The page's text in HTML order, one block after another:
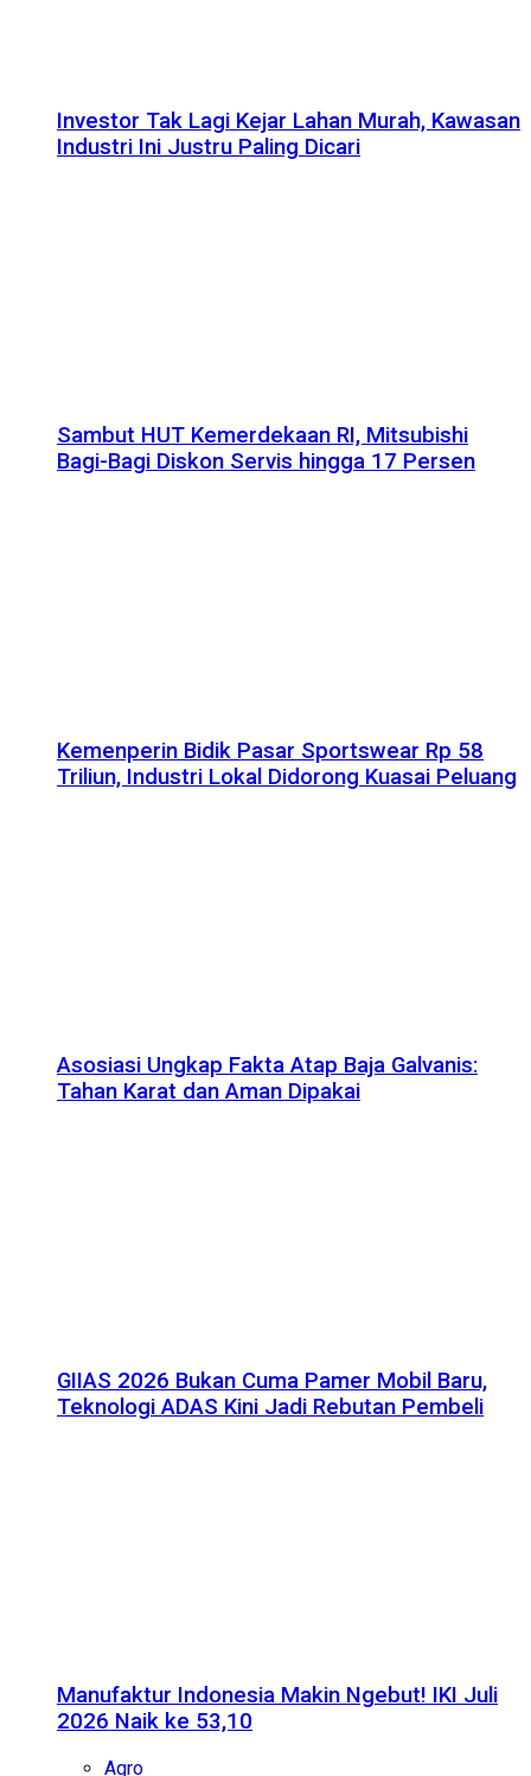
Investor Tak Lagi Kejar Lahan Murah, Kawasan
Industri Ini Justru Paling Dicari
Sambut HUT Kemerdekaan RI, Mitsubishi
Bagi-Bagi Diskon Servis hingga 17 Persen
Kemenperin Bidik Pasar Sportswear Rp 58
Triliun, Industri Lokal Didorong Kuasai Peluang
Asosiasi Ungkap Fakta Atap Baja Galvanis:
Tahan Karat dan Aman Dipakai
GIIAS 2026 Bukan Cuma Pamer Mobil Baru,
Teknologi ADAS Kini Jadi Rebutan Pembeli
Manufaktur Indonesia Makin Ngebut! IKI Juli
2026 Naik ke 53,10
Agro